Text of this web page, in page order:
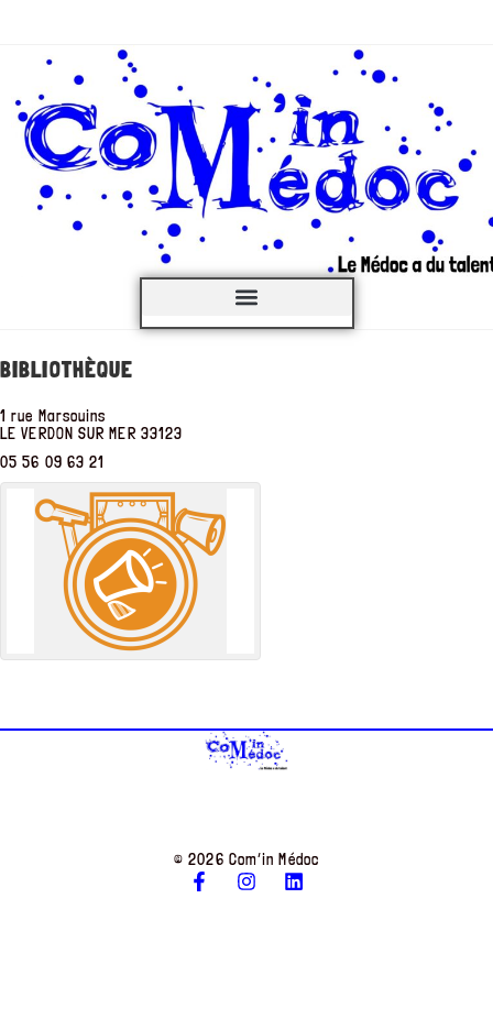
BIBLIOTHÈQUE
1 rue Marsouins
LE VERDON SUR MER 33123
05 56 09 63 21
© 2026 Com’in Médoc